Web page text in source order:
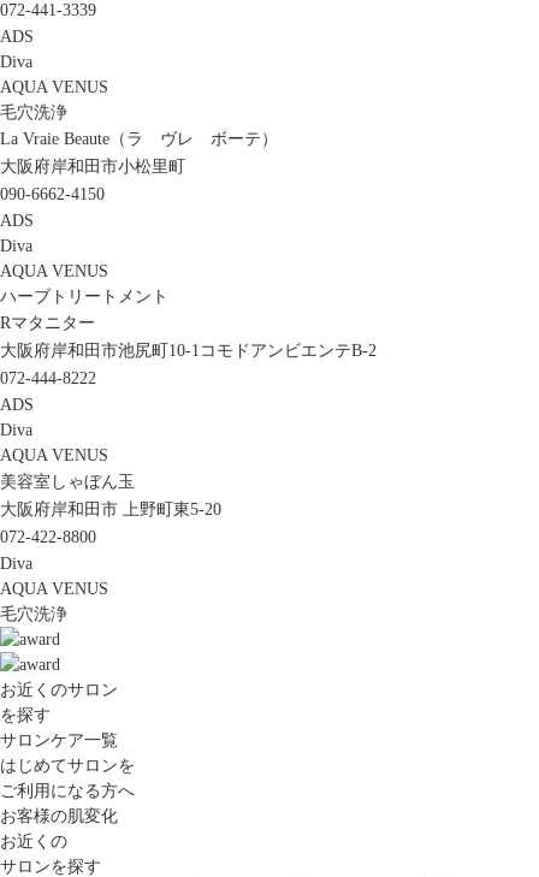
072-441-3339
ADS
Diva
AQUA VENUS
毛穴洗浄
La Vraie Beaute（ラ ヴレ ボーテ）
大阪府岸和田市小松里町
090-6662-4150
ADS
Diva
AQUA VENUS
ハーブトリートメント
Rマタニター
大阪府岸和田市池尻町10-1コモドアンビエンテB-2
072-444-8222
ADS
Diva
AQUA VENUS
美容室しゃぼん玉
大阪府岸和田市 上野町東5-20
072-422-8800
Diva
AQUA VENUS
毛穴洗浄
お近くのサロン
を探す
サロンケア一覧
はじめてサロンを
ご利用になる方へ
お客様の肌変化
お近くの
サロンを探す